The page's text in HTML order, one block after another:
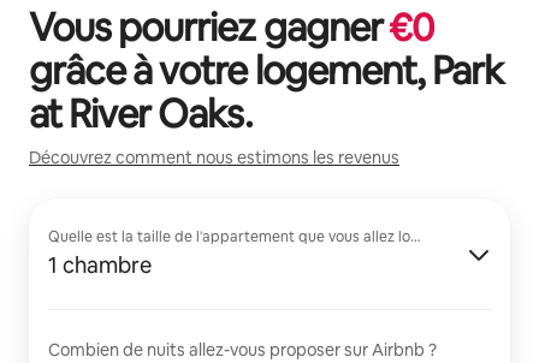
Vous pourriez gagner€0
grâce à votre logement,Park
at River Oaks.
Découvrez comment nous estimons les revenus
Quelle est la taille de l'appartement que vous allez louer ?
1 chambre
Combien de nuits allez-vous proposer sur Airbnb ?